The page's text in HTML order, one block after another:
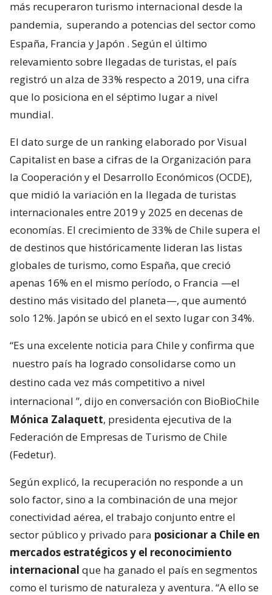
más recuperaron turismo internacional desde la
pandemia, superando a potencias del sector como
España, Francia y Japón . Según el último
relevamiento sobre llegadas de turistas, el país
registró un alza de 33% respecto a 2019, una cifra
que lo posiciona en el séptimo lugar a nivel
mundial.
El dato surge de un ranking elaborado por Visual
Capitalist en base a cifras de la Organización para
la Cooperación y el Desarrollo Económicos (OCDE),
que midió la variación en la llegada de turistas
internacionales entre 2019 y 2025 en decenas de
economías. El crecimiento de 33% de Chile supera el
de destinos que históricamente lideran las listas
globales de turismo, como España, que creció
apenas 16% en el mismo período, o Francia —el
destino más visitado del planeta—, que aumentó
solo 12%. Japón se ubicó en el sexto lugar con 34%.
“Es una excelente noticia para Chile y confirma que
nuestro país ha logrado consolidarse como un
destino cada vez más competitivo a nivel
internacional ”, dijo en conversación con BioBioChile
Mónica Zalaquett, presidenta ejecutiva de la
Federación de Empresas de Turismo de Chile
(Fedetur).
Según explicó, la recuperación no responde a un
solo factor, sino a la combinación de una mejor
conectividad aérea, el trabajo conjunto entre el
sector público y privado para posicionar a Chile en
mercados estratégicos y el reconocimiento
internacional que ha ganado el país en segmentos
como el turismo de naturaleza y aventura. “A ello se